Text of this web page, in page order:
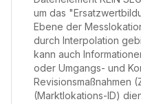
um das
Ebene der
durch Interpolation
kann auch
oder Umgangs- und
Revisionsmaßnahmen
(Marktlokations-ID)